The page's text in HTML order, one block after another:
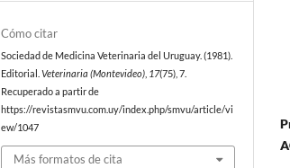
Cómo citar
Sociedad de Medicina Veterinaria del Uruguay. (1981).
Editorial.Veterinaria (Montevideo) 17(75), 7.
Recuperado a partir de
https://revistasmvu.com.uy/index.php/smvu/article/vi
ew/1047
Más formatos de cita